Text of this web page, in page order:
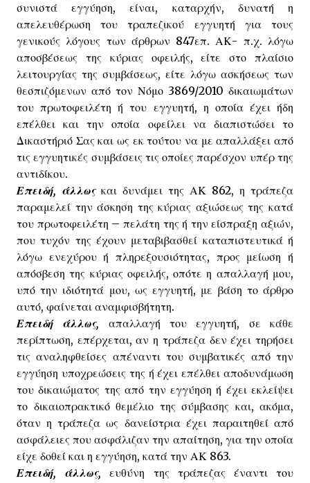
συνιστά εγγύηση, είναι, καταρχήν, δυνατή η
απελευθέρωση του τραπεζικού εγγυητή για τους
γενικούς λόγους των άρθρων 847επ. ΑΚ- π.χ. λόγω
αποσβέσεως της κύριας οφειλής, είτε στο πλαίσιο
λειτουργίας της συμβάσεως, είτε λόγω ασκήσεως των
θεσπιζόμενων από τον Νόμο 3869/2010 δικαιωμάτων
του πρωτοφειλέτη ή του εγγυητή, η οποία έχει ήδη
επέλθει και την οποία οφείλει να διαπιστώσει το
Δικαστήριό Σας και ως εκ τούτου να με απαλλάξει από
τις εγγυητικές συμβάσεις τις οποίες παρέσχον υπέρ της
αντιδίκου.
Επειδή, άλλωςκαι δυνάμει της ΑΚ 862, η τράπεζα
παραμελεί την άσκηση της κύριας αξιώσεως της κατά
του πρωτοφειλέτη – πελάτη της ή την είσπραξη αξιών,
που τυχόν της έχουν μεταβιβασθεί καταπιστευτικά ή
λόγω ενεχύρου ή πληρεξουσιότητας, προς μείωση ή
απόσβεση της κύριας οφειλής, οπότε η απαλλαγή μου,
υπό την ιδιότητά μου, ως εγγυητή, με βάση το άρθρο
αυτό, φαίνεται αναμφισβήτητη.
Επειδή άλλως, απαλλαγή του εγγυητή, σε κάθε
περίπτωση, επέρχεται, αν η τράπεζα δεν έχει τηρήσει
τις αναληφθείσες απέναντι του συμβατικές από την
εγγύηση υποχρεώσεις της ή έχει επέλθει αποδυνάμωση
του δικαιώματος της από την εγγύηση ή έχει εκλείψει
το δικαιοπρακτικό θεμέλιο της σύμβασης και, ακόμα,
όταν η τράπεζα ως δανείστρια έχει παραιτηθεί από
ασφάλειες που ασφάλιζαν την απαίτηση, για την οποία
είχε δοθεί και η εγγύηση, κατά την ΑΚ 863.
Επειδή, άλλως, ευθύνη της τράπεζας έναντι του